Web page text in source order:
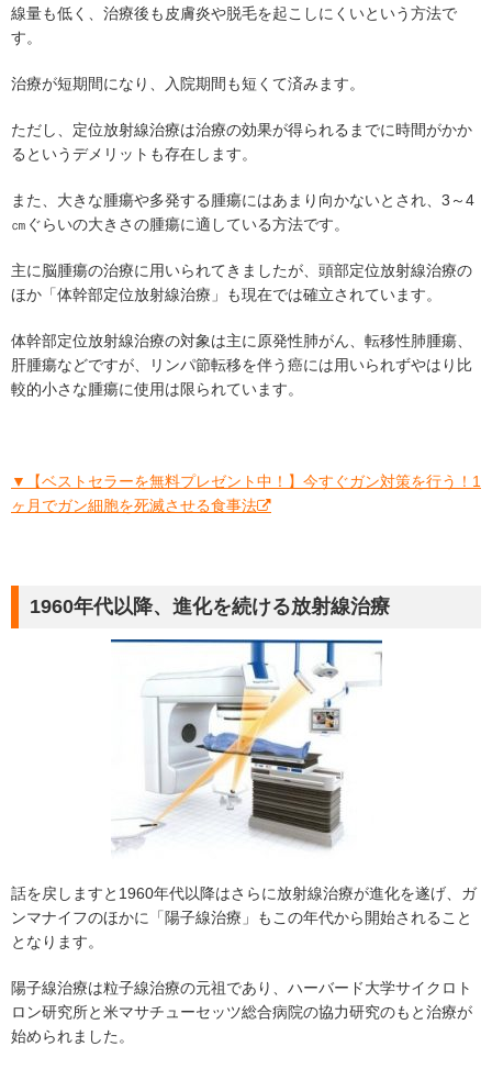
線量も低く、治療後も皮膚炎や脱毛を起こしにくいという方法で
す。
治療が短期間になり、入院期間も短くて済みます。
ただし、定位放射線治療は治療の効果が得られるまでに時間がかか
るというデメリットも存在します。
また、大きな腫瘍や多発する腫瘍にはあまり向かないとされ、3～4
㎝ぐらいの大きさの腫瘍に適している方法です。
主に脳腫瘍の治療に用いられてきましたが、頭部定位放射線治療の
ほか「体幹部定位放射線治療」も現在では確立されています。
体幹部定位放射線治療の対象は主に原発性肺がん、転移性肺腫瘍、
肝腫瘍などですが、リンパ節転移を伴う癌には用いられずやはり比
較的小さな腫瘍に使用は限られています。
▼【ベストセラーを無料プレゼント中！】今すぐガン対策を行う！1
ヶ月でガン細胞を死滅させる食事法
1960年代以降、進化を続ける放射線治療
話を戻しますと1960年代以降はさらに放射線治療が進化を遂げ、ガ
ンマナイフのほかに「陽子線治療」もこの年代から開始されること
となります。
陽子線治療は粒子線治療の元祖であり、ハーバード大学サイクロト
ロン研究所と米マサチューセッツ総合病院の協力研究のもと治療が
始められました。